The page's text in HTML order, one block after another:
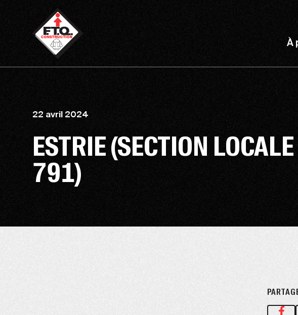
À
22 avril 2024
ESTRIE (SECTION LOCALE
791)